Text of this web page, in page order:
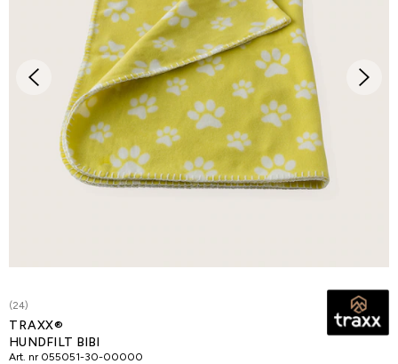
(24)
TRAXX®
HUNDFILT BIBI
Art. nr 055051-30-00000